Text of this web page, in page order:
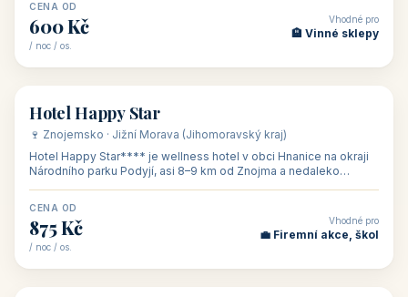
CENA OD
600 Kč
/ noc / os.
Vhodné pro
🏨 Vinné sklepy
🏨 hotel
Hotel Happy Star
🍷 Znojemsko · Jižní Morava (Jihomoravský kraj)
Hotel Happy Star**** je wellness hotel v obci Hnanice na okraji
Národního parku Podyjí, asi 8–9 km od Znojma a nedaleko
CENA OD
875 Kč
/ noc / os.
Vhodné pro
💼 Firemní akce, škol